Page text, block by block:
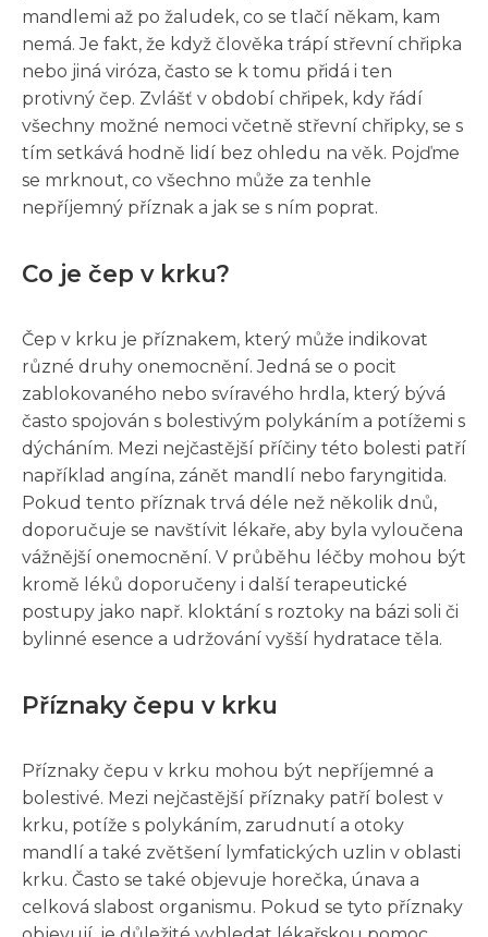
mandlemi až po žaludek, co se tlačí někam, kam
nemá. Je fakt, že když člověka trápí střevní chřipka
nebo jiná viróza, často se k tomu přidá i ten
protivný čep. Zvlášť v období chřipek, kdy řádí
všechny možné nemoci včetně střevní chřipky, se s
tím setkává hodně lidí bez ohledu na věk. Pojďme
se mrknout, co všechno může za tenhle
nepříjemný příznak a jak se s ním poprat.
Co je čep v krku?
Čep v krku je příznakem, který může indikovat
různé druhy onemocnění. Jedná se o pocit
zablokovaného nebo svíravého hrdla, který bývá
často spojován s bolestivým polykáním a potížemi s
dýcháním. Mezi nejčastější příčiny této bolesti patří
například angína, zánět mandlí nebo faryngitida.
Pokud tento příznak trvá déle než několik dnů,
doporučuje se navštívit lékaře, aby byla vyloučena
vážnější onemocnění. V průběhu léčby mohou být
kromě léků doporučeny i další terapeutické
postupy jako např. kloktání s roztoky na bázi soli či
bylinné esence a udržování vyšší hydratace těla.
Příznaky čepu v krku
Příznaky čepu v krku mohou být nepříjemné a
bolestivé. Mezi nejčastější příznaky patří bolest v
krku, potíže s polykáním, zarudnutí a otoky
mandlí a také zvětšení lymfatických uzlin v oblasti
krku. Často se také objevuje horečka, únava a
celková slabost organismu. Pokud se tyto příznaky